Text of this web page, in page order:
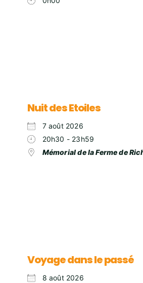
Nuit des Etoiles
7 août 2026
20h30 - 23h59
Mémorial de la Ferme de
Voyage dans le passé
8 août 2026